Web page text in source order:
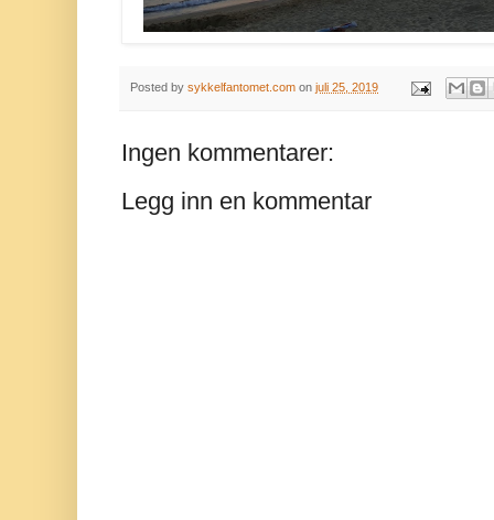
Posted by sykkelfantomet.com on juli 25, 2019
Ingen kommentarer:
Legg inn en kommentar